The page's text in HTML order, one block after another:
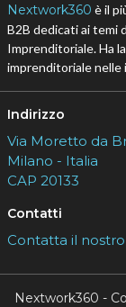
Nextwork360 è il
B2B dedicati ai temi
Imprenditoriale. Ha
imprenditoriale nelle
Indirizzo
Via Moretto da
Milano - Italia
CAP 20133
Contatti
Contatta il
Nextwork360 -